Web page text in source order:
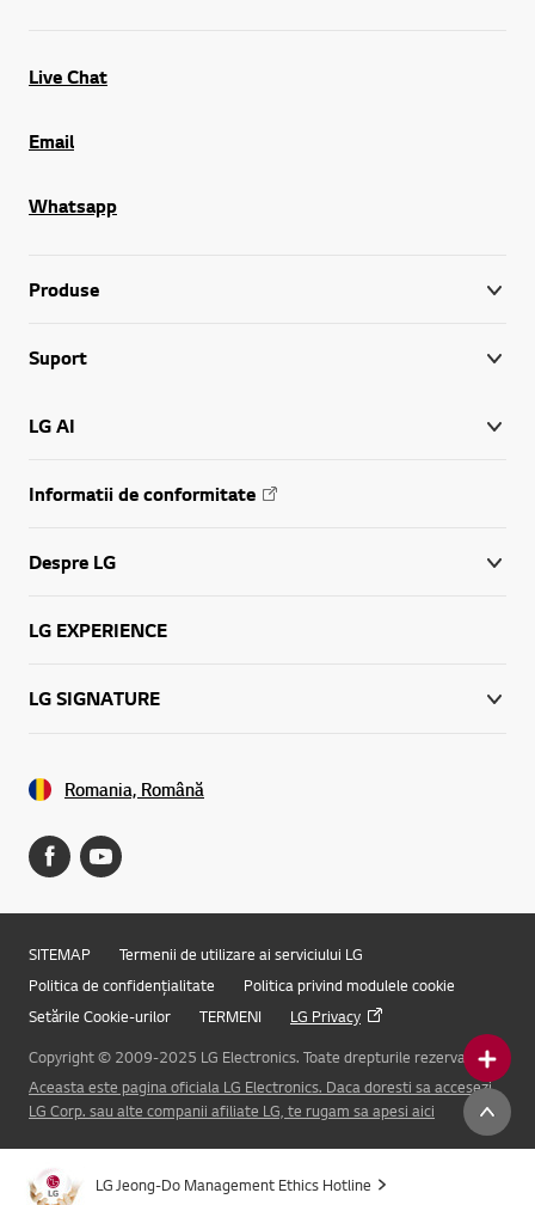
Online Chat
Live Chat
Email
Whatsapp
Produse
Suport
LG AI
Informatii de conformitate
Despre LG
LG EXPERIENCE
LG SIGNATURE
Romania, Română
SITEMAP
Termenii de utilizare ai serviciului LG
Politica de confidențialitate
Politica privind modulele cookie
Setările Cookie-urilor
TERMENI
LG Privacy
Copyright © 2009-2025 LG Electronics. Toate drepturile rezervate.
Aceasta este pagina oficiala LG Electronics. Daca doresti sa accesezi
LG Corp. sau alte companii afiliate LG, te rugam sa apesi aici
LG Jeong-Do Management Ethics Hotline